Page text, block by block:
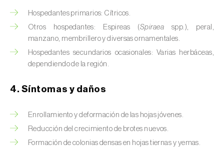
Barrenillo tipografo del abeto rojo (
typographus)
Bicho camello (Chrysodeixis chalcites)
Capua de los frutos (Adoxophyes orana)
Hospedantes primarios: Cítricos.
Otros hospedantes: Espireas (Spiraea spp.), peral,
manzano, membrillero y diversas ornamentales.
Hospedantes secundarios ocasionales: Varias herbáceas,
dependiendo de la región.
4. Síntomas y daños
Enrollamiento y deformación de las hojas jóvenes.
Reducción del crecimiento de brotes nuevos.
Formación de colonias densas en hojas tiernas y yemas.